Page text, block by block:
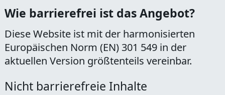
Wie barrierefrei ist das Angebot?
Diese Website ist mit der harmonisierten
Europäischen Norm (EN) 301 549 in der
aktuellen Version größtenteils vereinbar.
Nicht barrierefreie Inhalte